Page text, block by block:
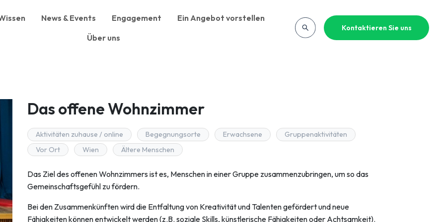
News & Events Engagement
Ein Angebot vorstellen
Über uns
Kontaktieren Sie uns
Das offene Wohnzimmer
Aktivitäten zuhause / online Begegnungsorte Erwachsene
Gruppenaktivitäten
Vor Ort
Wien Ältere Menschen
Das Ziel des offenen Wohnzimmers ist es, Menschen in einer Gruppe zusammenzubringen, um so das
Gemeinschaftsgefühl zu fördern.
Bei den Zusammenkünften wird die Entfaltung von Kreativität und Talenten gefördert und neue
Fähigkeiten können entwickelt werden (z.B. soziale Skills, künstlerische Fähigkeiten oder Achtsamkeit).